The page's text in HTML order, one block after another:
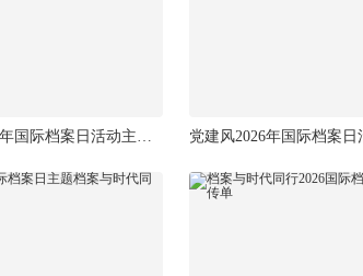
红色2026年国际档案日活动主题三折页